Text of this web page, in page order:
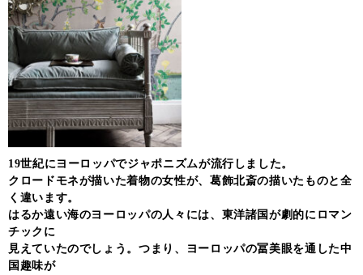
19世紀にヨーロッパでジャポニズムが流行しました。
クロードモネが描いた着物の女性が、葛飾北斎の描いたものと全
く違います。
はるか遠い海のヨーロッパの人々には、東洋諸国が劇的にロマン
チックに
見えていたのでしょう。つまり、ヨーロッパの冨美眼を通した中
国趣味が